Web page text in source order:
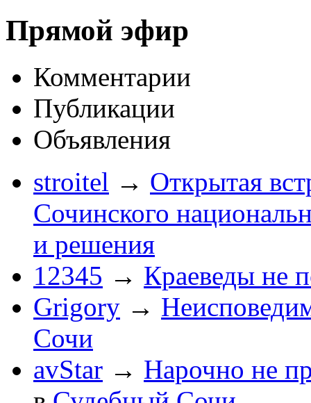
Прямой эфир
Комментарии
Публикации
Объявления
stroitel → Открытая
Сочинского
и решения
12345 → Краеведы не
Grigory →
Сочи
avStar → Нарочно не